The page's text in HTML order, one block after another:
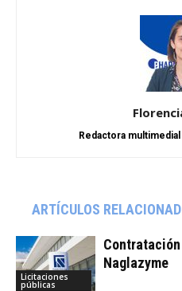
Redactora multimedial
ARTÍCULOS
Licitaciones
públicas
Naglazyme